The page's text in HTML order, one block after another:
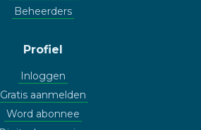
Beheerders
Profiel
Inloggen
Gratis aanmelden
Word abonnee